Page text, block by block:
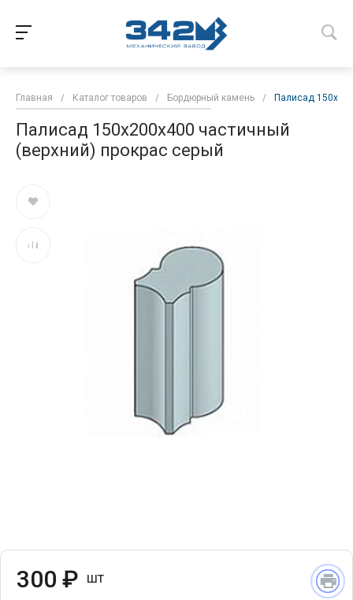
Главная / Каталог товаров / Бордюрный камень / Палисад
Палисад 150х200х400 частичный
(верхний) прокрас серый
300 ₽ шт